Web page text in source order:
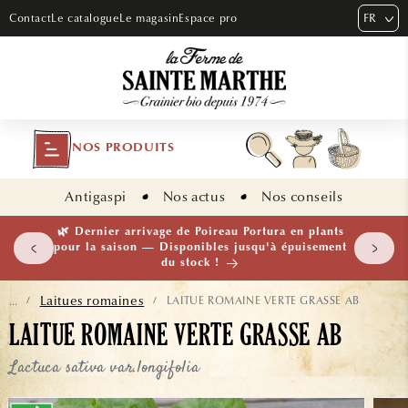
ET PASSER
ContactLe catalogueLe magasinEspace pro FR
NOS PRODUITS
Antigaspi Nos actus Nos conseils
🌱 NOUVEAUTÉ — Ail Rocambole AB · Lot de 10
bulbilles · En stock maintenant
... / Laitues romaines / LAITUE ROMAINE VERTE GRASSE AB
LAITUE ROMAINE VERTE GRASSE AB
Lactuca sativa var.longifolia
AUX